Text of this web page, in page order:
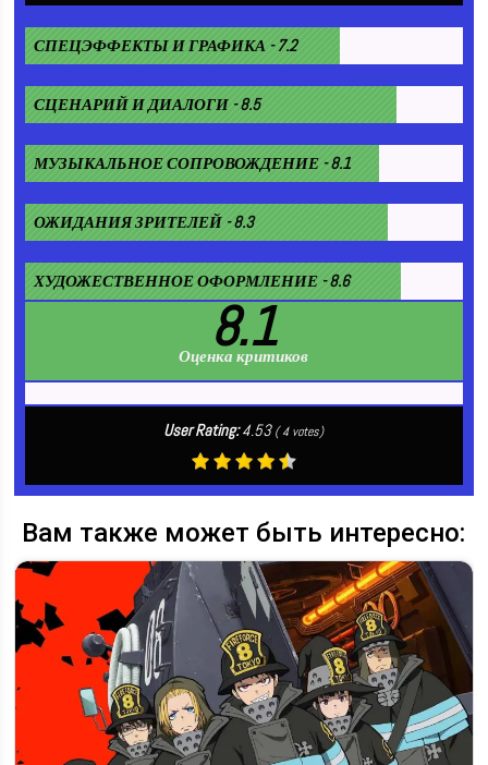
СПЕЦЭФФЕКТЫ И ГРАФИКА - 7.2
СЦЕНАРИЙ И ДИАЛОГИ - 8.5
МУЗЫКАЛЬНОЕ СОПРОВОЖДЕНИЕ - 8.1
ОЖИДАНИЯ ЗРИТЕЛЕЙ - 8.3
ХУДОЖЕСТВЕННОЕ ОФОРМЛЕНИЕ - 8.6
8.1
Оценка критиков
User Rating:4.53 (4votes)
Вам также может быть интересно: